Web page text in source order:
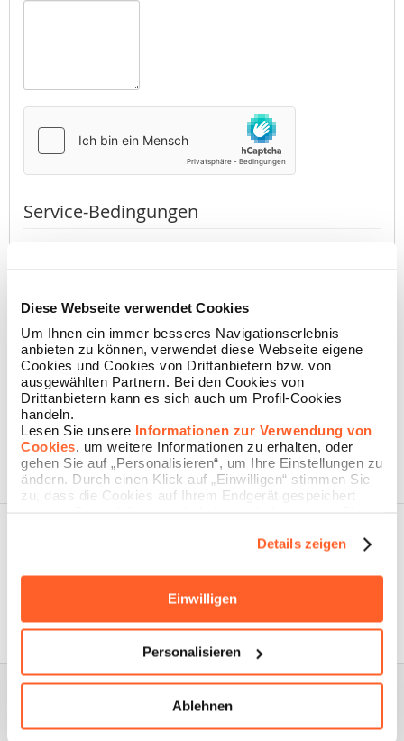
Diese Webseite verwendet Cookies
Um Ihnen ein immer besseres Navigationserlebnis
anbieten zu können, verwendet diese Webseite eigene
Cookies und Cookies von Drittanbietern bzw. von
ausgewählten Partnern. Bei den Cookies von
Drittanbietern kann es sich auch um Profil-Cookies
handeln.
Lesen Sie unsere Informationen zur Verwendung von
Cookies, um weitere Informationen zu erhalten, oder
gehen Sie auf „Personalisieren“, um Ihre Einstellungen zu
ändern. Durch einen Klick auf „Einwilligen“ stimmen Sie
zu, dass die Cookies auf Ihrem Endgerät gespeichert
Details zeigen
Einwilligen
Personalisieren
Ablehnen
Service-Bedingungen
Akzeptieren
Nicht akzeptieren
BESTÄTIGEN
Nidoma ist eine Marke der Namecase GmbH, einem